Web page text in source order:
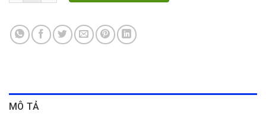
MÔ TẢ